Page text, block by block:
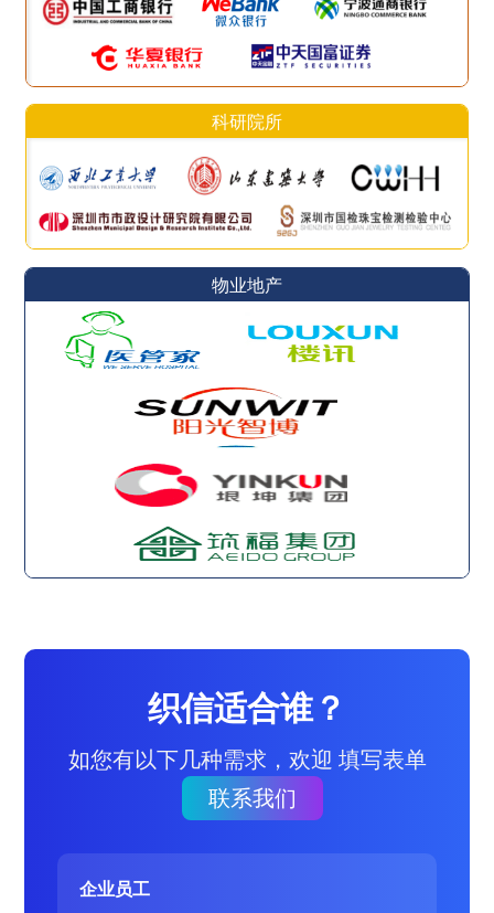
科研院所
物业地产
织信适合谁？
如您有以下几种需求，欢迎 填写表单
联系我们
企业员工